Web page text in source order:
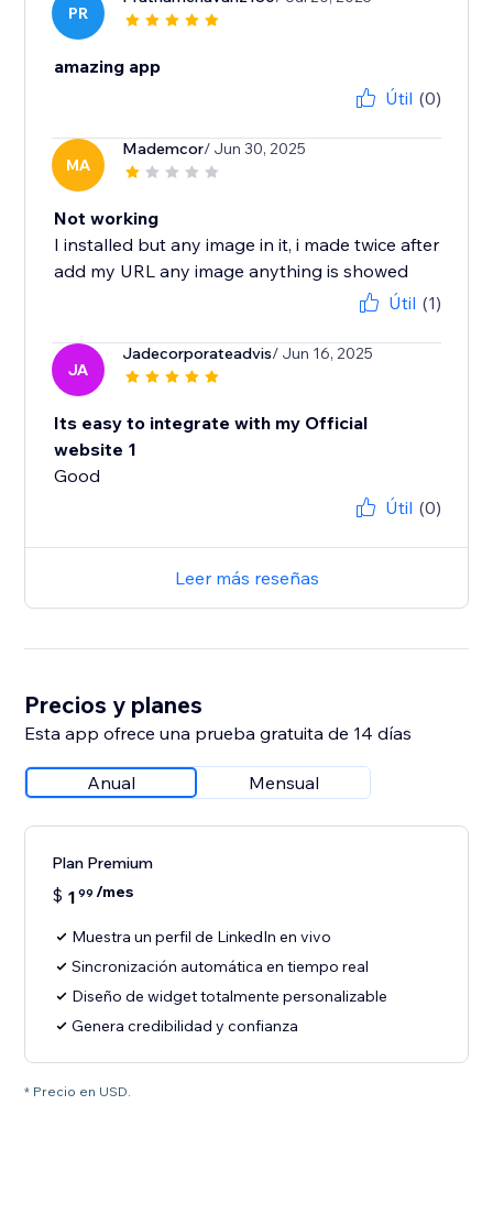
PR
amazing app
Útil (0)
MA
Mademcor/ Jun 30, 2025
Not working
I installed but any image in it, i made twice after
add my URL any image anything is showed
Útil (1)
JA
Jadecorporateadvis/ Jun 16, 2025
Its easy to integrate with my Official
website 1
Good
Útil (0)
Leer más reseñas
Precios y planes
Esta app ofrece una prueba gratuita de 14 días
Anual Mensual
Plan Premium
$ 1 99 /mes
Muestra un perfil de LinkedIn en vivo
Sincronización automática en tiempo real
Diseño de widget totalmente personalizable
Genera credibilidad y confianza
* Precio en USD.